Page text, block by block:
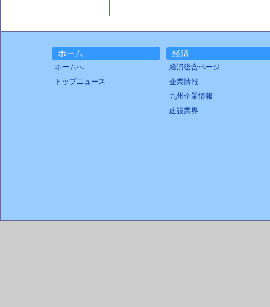
ホーム
ホームへ
トップニュース
経済
経済総合ページ
企業情報
九州企業情報
建設業界